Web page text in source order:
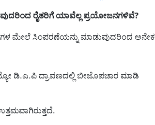
ರೈತರಿಗೆ ಯಾವೆಲ್ಲ ಪ್ರಯೋಜನಗಳಿವೆ?
ಮೇಲೆ ಸಿಂಪರಣೆಯನ್ನು ಮಾಡುವುದರಿಂದ ಅನೇಕ
ಡಿ.ಎ.ಪಿ ದ್ರಾವಣದಲ್ಲಿ ಬೀಜೊಪಚಾರ ಮಾಡಿ